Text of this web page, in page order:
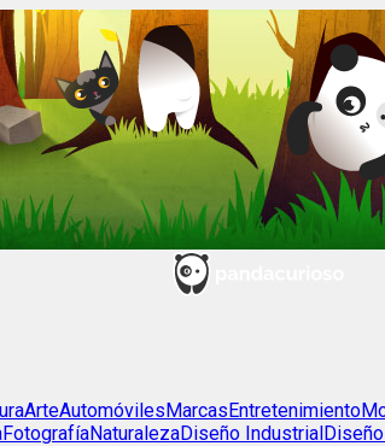
ArteAutomóvilesMarcasEntretenimiento
FotografíaNaturalezaDiseño Industrial